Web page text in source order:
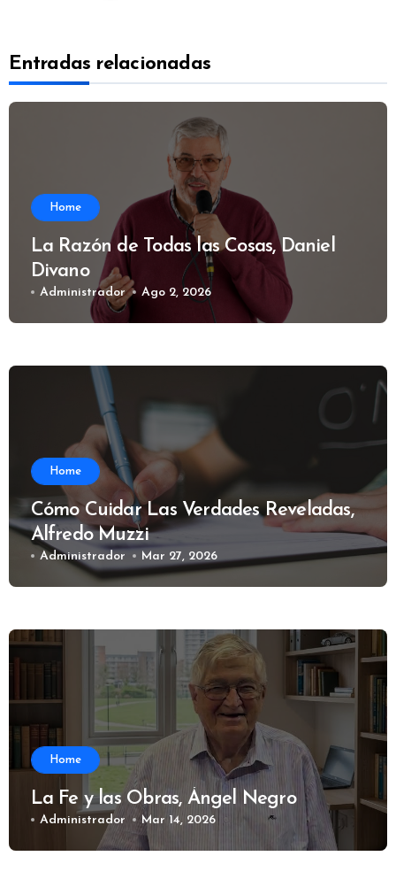
Entradas relacionadas
Home
La Razón de Todas las Cosas, Daniel
Divano
Administrador Ago 2, 2026
Home
Cómo Cuidar Las Verdades Reveladas,
Alfredo Muzzi
Administrador Mar 27, 2026
Home
La Fe y las Obras, Ángel Negro
Administrador Mar 14, 2026